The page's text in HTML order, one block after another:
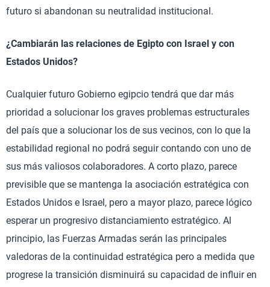
futuro si abandonan su neutralidad institucional.
¿Cambiarán las relaciones de Egipto con Israel y con
Estados Unidos?
Cualquier futuro Gobierno egipcio tendrá que dar más
prioridad a solucionar los graves problemas estructurales
del país que a solucionar los de sus vecinos, con lo que la
estabilidad regional no podrá seguir contando con uno de
sus más valiosos colaboradores. A corto plazo, parece
previsible que se mantenga la asociación estratégica con
Estados Unidos e Israel, pero a mayor plazo, parece lógico
esperar un progresivo distanciamiento estratégico. Al
principio, las Fuerzas Armadas serán las principales
valedoras de la continuidad estratégica pero a medida que
progrese la transición disminuirá su capacidad de influir en